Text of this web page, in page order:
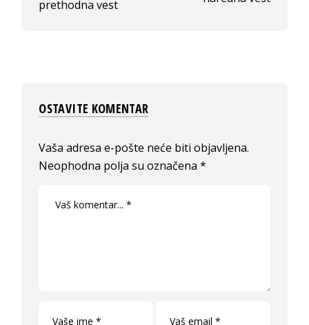
prethodna vest
OSTAVITE KOMENTAR
Vaša adresa e-pošte neće biti objavljena.
Neophodna polja su označena*